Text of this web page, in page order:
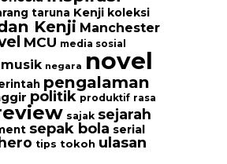
taruna Kenji koleksi
Kenji Manchester
MCU media sosial
musik negara novel
pengalaman
politik produktif rasa
sajak sejarah
sepak bola serial
tips tokoh ulasan